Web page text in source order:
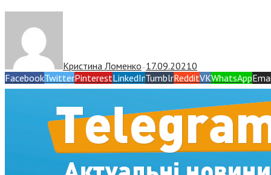
Кристина Ломенко — 17.09.20210
FacebookTwitterPinterestLinkedInTumblrRedditVKWhatsApp